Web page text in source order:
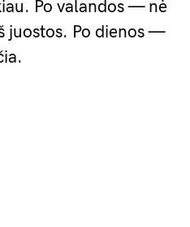
Po valandos — nė
juostos. Po dienos —